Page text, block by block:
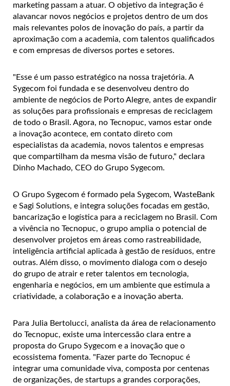
marketing passam a atuar. O objetivo da integração é
alavancar novos negócios e projetos dentro de um dos
mais relevantes polos de inovação do país, a partir da
aproximação com a academia, com talentos qualificados
e com empresas de diversos portes e setores.
"Esse é um passo estratégico na nossa trajetória. A
Sygecom foi fundada e se desenvolveu dentro do
ambiente de negócios de Porto Alegre, antes de expandir
as soluções para profissionais e empresas de reciclagem
de todo o Brasil. Agora, no Tecnopuc, vamos estar onde
a inovação acontece, em contato direto com
especialistas da academia, novos talentos e empresas
que compartilham da mesma visão de futuro," declara
Dinho Machado, CEO do Grupo Sygecom.
O Grupo Sygecom é formado pela Sygecom, WasteBank
e Sagi Solutions, e integra soluções focadas em gestão,
bancarização e logística para a reciclagem no Brasil. Com
a vivência no Tecnopuc, o grupo amplia o potencial de
desenvolver projetos em áreas como rastreabilidade,
inteligência artificial aplicada à gestão de resíduos, entre
outras. Além disso, o movimento dialoga com o desejo
do grupo de atrair e reter talentos em tecnologia,
engenharia e negócios, em um ambiente que estimula a
criatividade, a colaboração e a inovação aberta.
Para Julia Bertolucci, analista da área de relacionamento
do Tecnopuc, existe uma intercessão clara entre a
proposta do Grupo Sygecom e a inovação que o
ecossistema fomenta. "Fazer parte do Tecnopuc é
integrar uma comunidade viva, composta por centenas
de organizações, de startups a grandes corporações,